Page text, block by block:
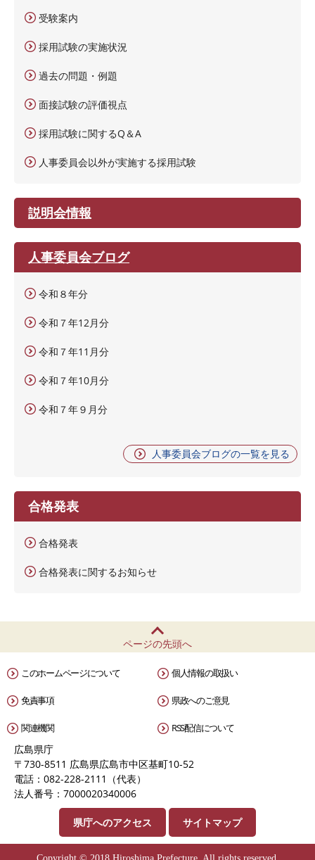
受験案内
採用試験の実施状況
過去の問題・例題
面接試験の評価視点
採用試験に関するQ＆A
人事委員会以外が実施する採用試験
説明会情報
人事委員会ブログ
令和８年分
令和７年12月分
令和７年11月分
令和７年10月分
令和７年９月分
人事委員会ブログの一覧を見る
合格発表
合格発表
合格発表に関するお知らせ
ページの先頭へ
このホームページについて 個人情報の取扱い
免責事項 県政へのご意見
関連機関 RSS配信について
広島県庁
〒730-8511 広島県広島市中区基町10-52
電話：082-228-2111（代表）
法人番号：7000020340006
県庁へのアクセス サイトマップ